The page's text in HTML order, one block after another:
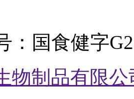
： 国食健字
物制品有限公